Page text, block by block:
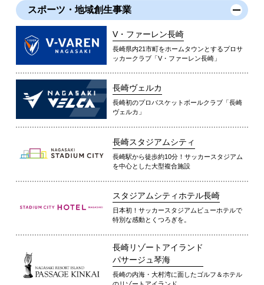
スポーツ・地域創生事業
V・ファーレン長崎
長崎県内21市町をホームタウンとするプロサ
ッカークラブ「V・ファーレン長崎」
長崎ヴェルカ
長崎初のプロバスケットボールクラブ「長崎
ヴェルカ」
長崎スタジアムシティ
長崎駅から徒歩約10分！サッカースタジアム
を中心とした大型複合施設
スタジアムシティホテル長崎
日本初！サッカースタジアムビューホテルで
特別な感動とくつろぎを。
長崎リゾートアイランド
パサージュ琴海
長崎の内海・大村湾に面したゴルフ＆ホテル